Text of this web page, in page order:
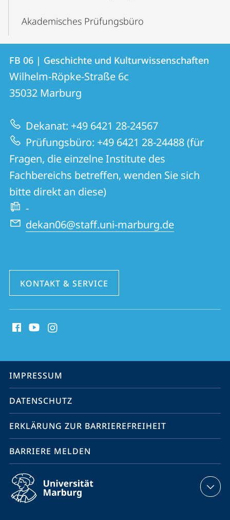
Akademisches Prüfungsbüro
Kontakt
und
Informationen
zur
Website
Kontaktinformationen
FB
06
|
Geschichte
und
Kulturwissenschaften
FB 06 | Geschichte und Kulturwissenschaften
Wilhelm-Röpke-Straße 6c
35032 Marburg
Dekanat: +49 6421 28-24567
Prüfungsbüro: +49 6421 28-24488 (für
Fragen, die einzelne Institute des
Fachbereichs betreffen, wenden Sie sich
bitte direkt an diese)
-
dekan06@staff.uni-marburg.de
KONTAKT & SERVICE
Media
Service-
Navigation
IMPRESSUM
DATENSCHUTZ
ERKLÄRUNG ZUR BARRIEREFREIHEIT
BARRIERE MELDEN